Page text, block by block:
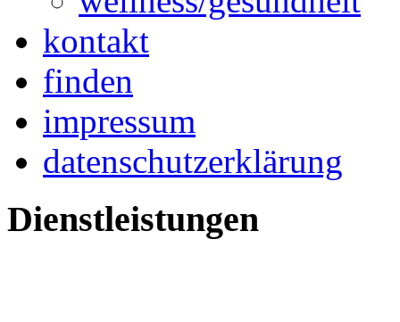
kontakt
finden
impressum
datenschutzerklärung
Dienstleistungen